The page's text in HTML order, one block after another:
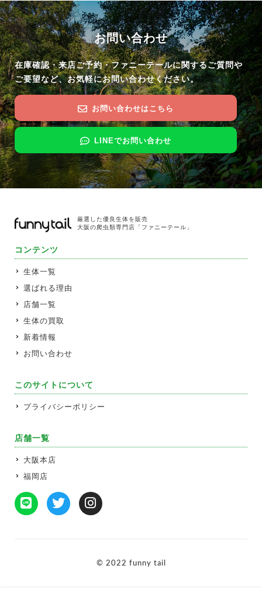
お問い合わせ
在庫確認・来店ご予約・ファニーテールに関するご質問や
ご要望など、お気軽にお問い合わせください。
お問い合わせはこちら
LINEでお問い合わせ
厳選した優良生体を販売
大阪の爬虫類専門店「ファニーテール」
コンテンツ
生体一覧
選ばれる理由
店舗一覧
生体の買取
新着情報
お問い合わせ
このサイトについて
プライバシーポリシー
店舗一覧
大阪本店
福岡店
© 2022 funny tail